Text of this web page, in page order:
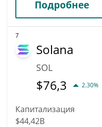
Подробнее
7
Solana
SOL
$76,3 2.30%
Капитализация
$44,42B